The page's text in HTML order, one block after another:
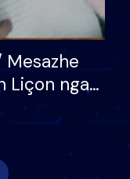
Liçon nga
meritoj…